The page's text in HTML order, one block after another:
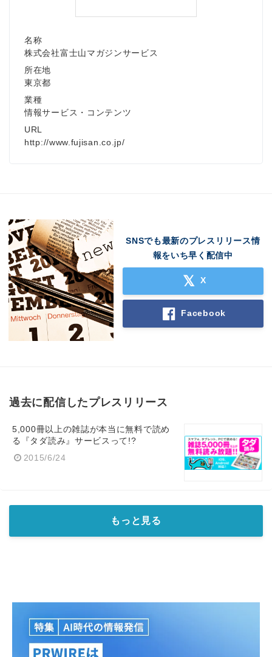
名称
株式会社富士山マガジンサービス
所在地
東京都
業種
情報サービス・コンテンツ
URL
http://www.fujisan.co.jp/
SNSでも最新のプレスリリース情
報をいち早く配信中
X
Facebook
過去に配信したプレスリリース
5,000冊以上の雑誌が本当に無料で読め
る『タダ読み』サービスって!?
2015/6/24
もっと見る
English